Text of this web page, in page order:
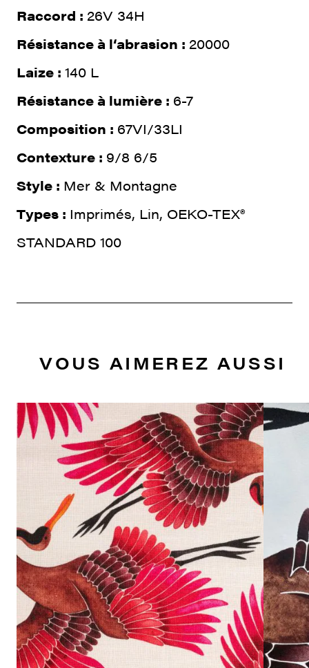
Raccord : 26V 34H
Résistance à l‘abrasion : 20000
Laize : 140 L
Résistance à lumière : 6-7
Composition : 67VI/33LI
Contexture : 9/8 6/5
Style : Mer & Montagne
Types : Imprimés, Lin, OEKO-TEX®
STANDARD 100
VOUS AIMEREZ AUSSI